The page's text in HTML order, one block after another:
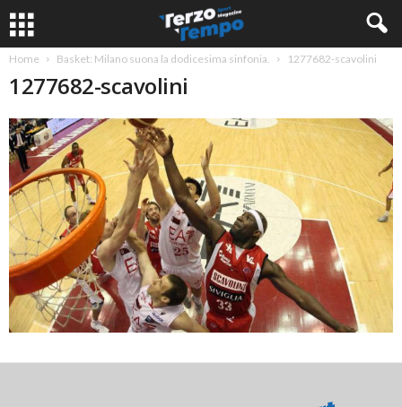
Home Basket: Milano suona la dodicesima sinfonia. 1277682-scavolini
1277682-scavolini